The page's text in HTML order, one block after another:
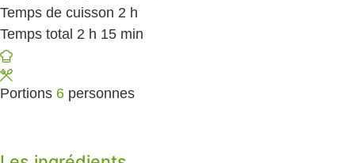
Temps de cuisson 2 heures
h
Temps total 2 heures
h 15 minutes
min
Portions 6 personnes